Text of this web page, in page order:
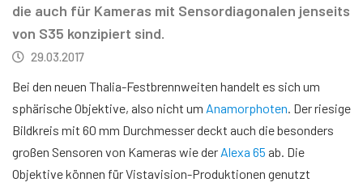
die auch für Kameras mit Sensordiagonalen jenseits
von S35 konzipiert sind.
29.03.2017
Bei den neuen Thalia-Festbrennweiten handelt es sich um
sphärische Objektive, also nicht um Anamorphoten . Der riesige
Bildkreis mit 60 mm Durchmesser deckt auch die besonders
großen Sensoren von Kameras wie der Alexa 65 ab. Die
Objektive können für Vistavision-Produktionen genutzt